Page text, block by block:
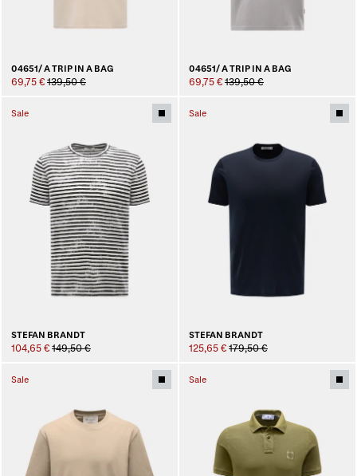
04651/ A TRIP IN A BAG
69,75 € 139,50 €
04651/ A TRIP IN A BAG
69,75 € 139,50 €
Sale
STEFAN BRANDT
104,65 € 149,50 €
Sale
STEFAN BRANDT
125,65 € 179,50 €
Sale Sale